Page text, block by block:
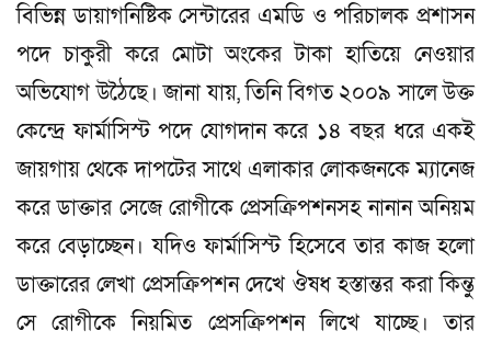
বিভিন্ন ডায়াগনিষ্টিক সেন্টারের এমডি ও পরিচালক প্রশাসন
পদে চাকুরী করে মোটা অংকের টাকা হাতিয়ে নেওয়ার
অভিযোগ উঠৈছে। জানা যায়, তিনি বিগত ২০০৯ সালে উক্ত
কেন্দ্রে ফার্মাসিস্ট পদে যোগদান করে ১৪ বছর ধরে একই
জায়গায় থেকে দাপটের সাথে এলাকার লোকজনকে ম্যানেজ
করে ডাক্তার সেজে রোগীকে প্রেসক্রিপশনসহ নানান অনিয়ম
করে বেড়াচ্ছেন। যদিও ফার্মাসিস্ট হিসেবে তার কাজ হলো
ডাক্তারের লেখা প্রেসক্রিপশন দেখে ঔষধ হস্তান্তর করা কিন্তু
সে রোগীকে নিয়মিত প্রেসক্রিপশন লিখে যাচ্ছে। তার